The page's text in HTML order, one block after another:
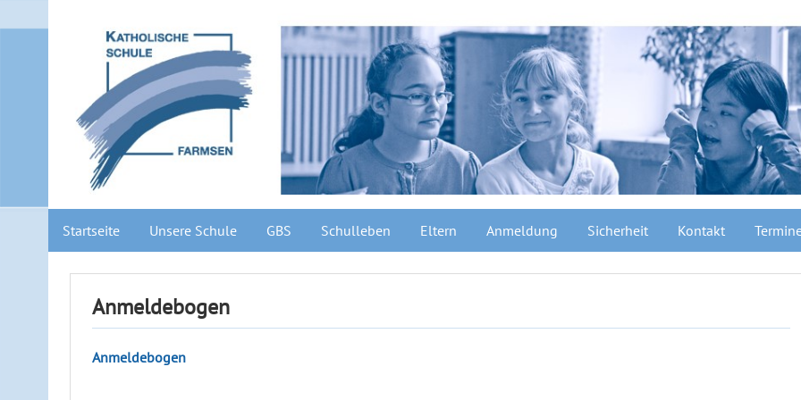
Startseite Unsere Schule GBS Schulleben Eltern Anmeldung Sicherheit Kontakt
Anmeldebogen
Anmeldebogen